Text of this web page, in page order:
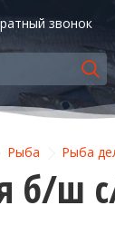
звонок
Рыба Рыба
б/ш